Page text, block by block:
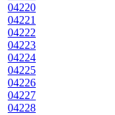
04220
04221
04222
04223
04224
04225
04226
04227
04228